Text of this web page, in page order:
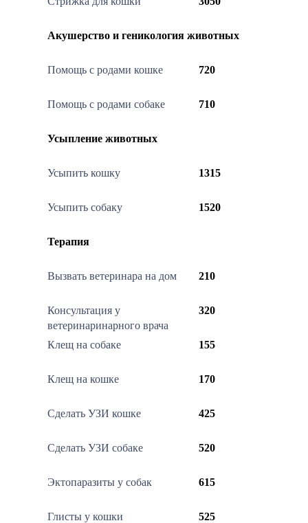
Акушерство и геникология животных
Помощь с родами кошке 720
Помощь с родами собаке 710
Усыпление животных
Усыпить кошку 1315
Усыпить собаку 1520
Терапия
Вызвать ветеринара на дом 210
Консультация у
ветеринаринарного врача
320
Клещ на собаке 155
Клещ на кошке 170
Сделать УЗИ кошке 425
Сделать УЗИ собаке 520
Эктопаразиты у собак 615
Глисты у кошки 525